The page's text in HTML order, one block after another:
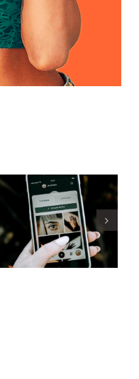
Najlepsze
praktyki
korzystania
z filtrów
rzeczywistości
rozszerzonej